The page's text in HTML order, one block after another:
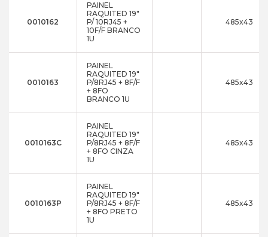
0010162
PAINEL
RAQUITED 19"
P/ 10RJ45 +
10F/F BRANCO
1U
485x43
0010163
PAINEL
RAQUITED 19"
P/8RJ45 + 8F/F
+ 8FO
BRANCO 1U
485x43
0010163C
PAINEL
RAQUITED 19"
P/8RJ45 + 8F/F
+ 8FO CINZA
1U
485x43
0010163P
PAINEL
RAQUITED 19"
P/8RJ45 + 8F/F
+ 8FO PRETO
1U
485x43